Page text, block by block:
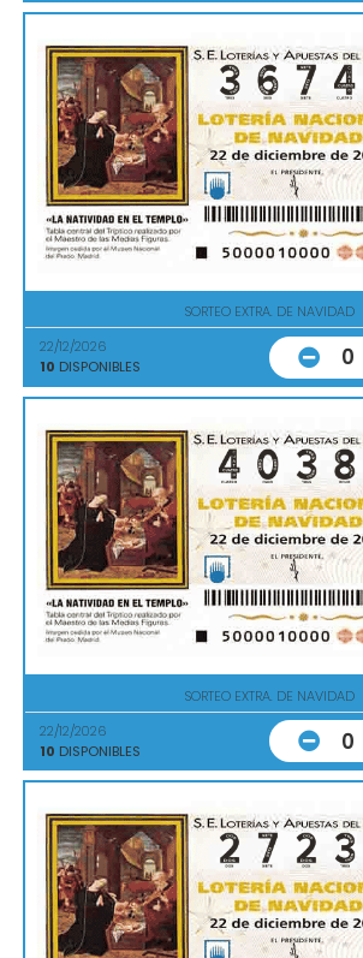
SORTEO EXTRA. DE NAVIDAD
22/12/2026
10 DISPONIBLES 0
SORTEO EXTRA. DE NAVIDAD
22/12/2026
10 DISPONIBLES 0